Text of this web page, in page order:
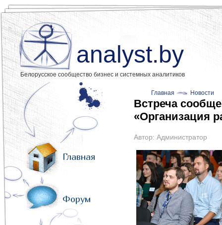
analyst.by
Белорусское сообщество бизнес и системных аналитиков
Главная
Форум
Главная Новости
Встреча
«Организация
Автор: Администратор